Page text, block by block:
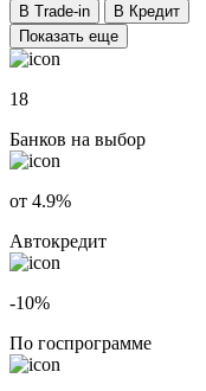
В Trade-in
В Кредит
Показать еще
18
Банков на выбор
от 4.9%
Автокредит
-10%
По госпрограмме